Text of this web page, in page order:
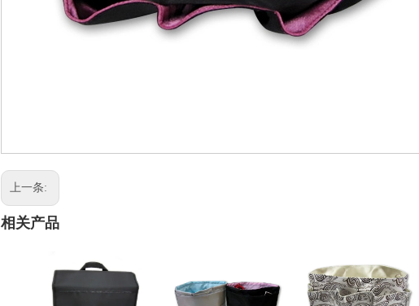
上一条:
相关产品